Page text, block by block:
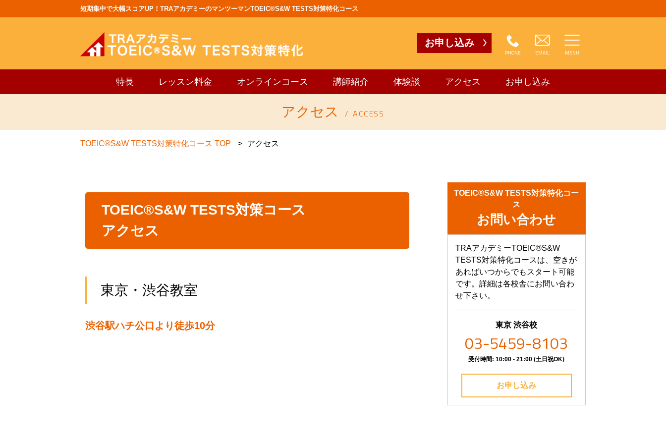
短期集中で大幅スコアUP！TRAアカデミーのマンツーマンTOEIC®S&W TESTS対策特化コース
お申し込み
PHONE EMAIL MENU
特長 レッスン料金 オンラインコース 講師紹介 体験談 アクセス お申し込み
アクセス ACCESS
TOEIC®S&W TESTS対策特化コース TOP アクセス
TOEIC®S&W TESTS対策コース
アクセス
東京・渋谷教室
渋谷駅ハチ公口より徒歩10分
TOEIC®S&W TESTS対策特化コー
ス
お問い合わせ
TRAアカデミーTOEIC®S&W
TESTS対策特化コースは、空きが
あればいつからでもスタート可能
です。詳細は各校舎にお問い合わ
せ下さい。
東京 渋谷校
03-5459-8103
受付時間: 10:00 - 21:00 (土日祝OK)
お申し込み